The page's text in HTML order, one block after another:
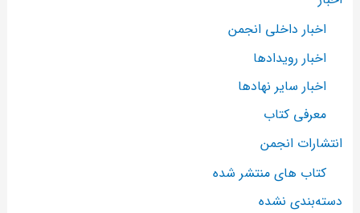
اخبار داخلی انجمن
اخبار رویدادها
اخبار سایر نهادها
معرفی کتاب
انتشارات انجمن
کتاب های منتشر شده
دسته‌بندی نشده